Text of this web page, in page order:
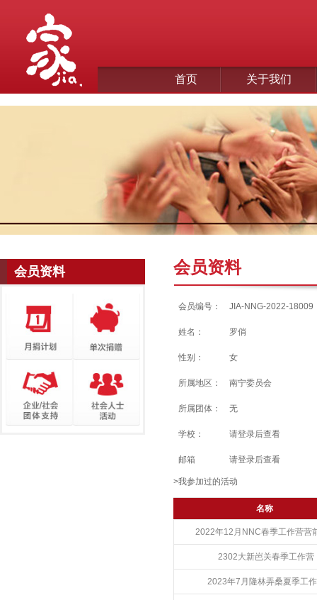
首页 关于我们
会员资料 会员资料
会员编号： JIA-NNG-2022-18009
姓名： 罗俏
性别： 女
所属地区： 南宁委员会
所属团体： 无
学校： 请登录后查看
邮箱 请登录后查看
>我参加过的活动
名称
2022年12月NNC春季工作营营
2302大新岜关春季工作营
2023年7月隆林弄桑夏季工